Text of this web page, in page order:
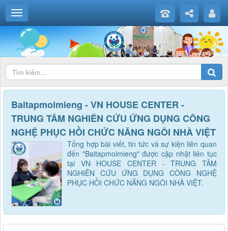
Baitapmoimieng - VN HOUSE CENTER -
TRUNG TÂM NGHIÊN CỨU ỨNG DỤNG CÔNG
NGHỆ PHỤC HỒI CHỨC NĂNG NGÔI NHÀ VIỆT
Tổng hợp bài viết, tin tức và sự kiện liên quan
đến "Baitapmoimieng" được cập nhật liên tục
tại VN HOUSE CENTER - TRUNG TÂM
NGHIÊN CỨU ỨNG DỤNG CÔNG NGHỆ
PHỤC HỒI CHỨC NĂNG NGÔI NHÀ VIỆT.